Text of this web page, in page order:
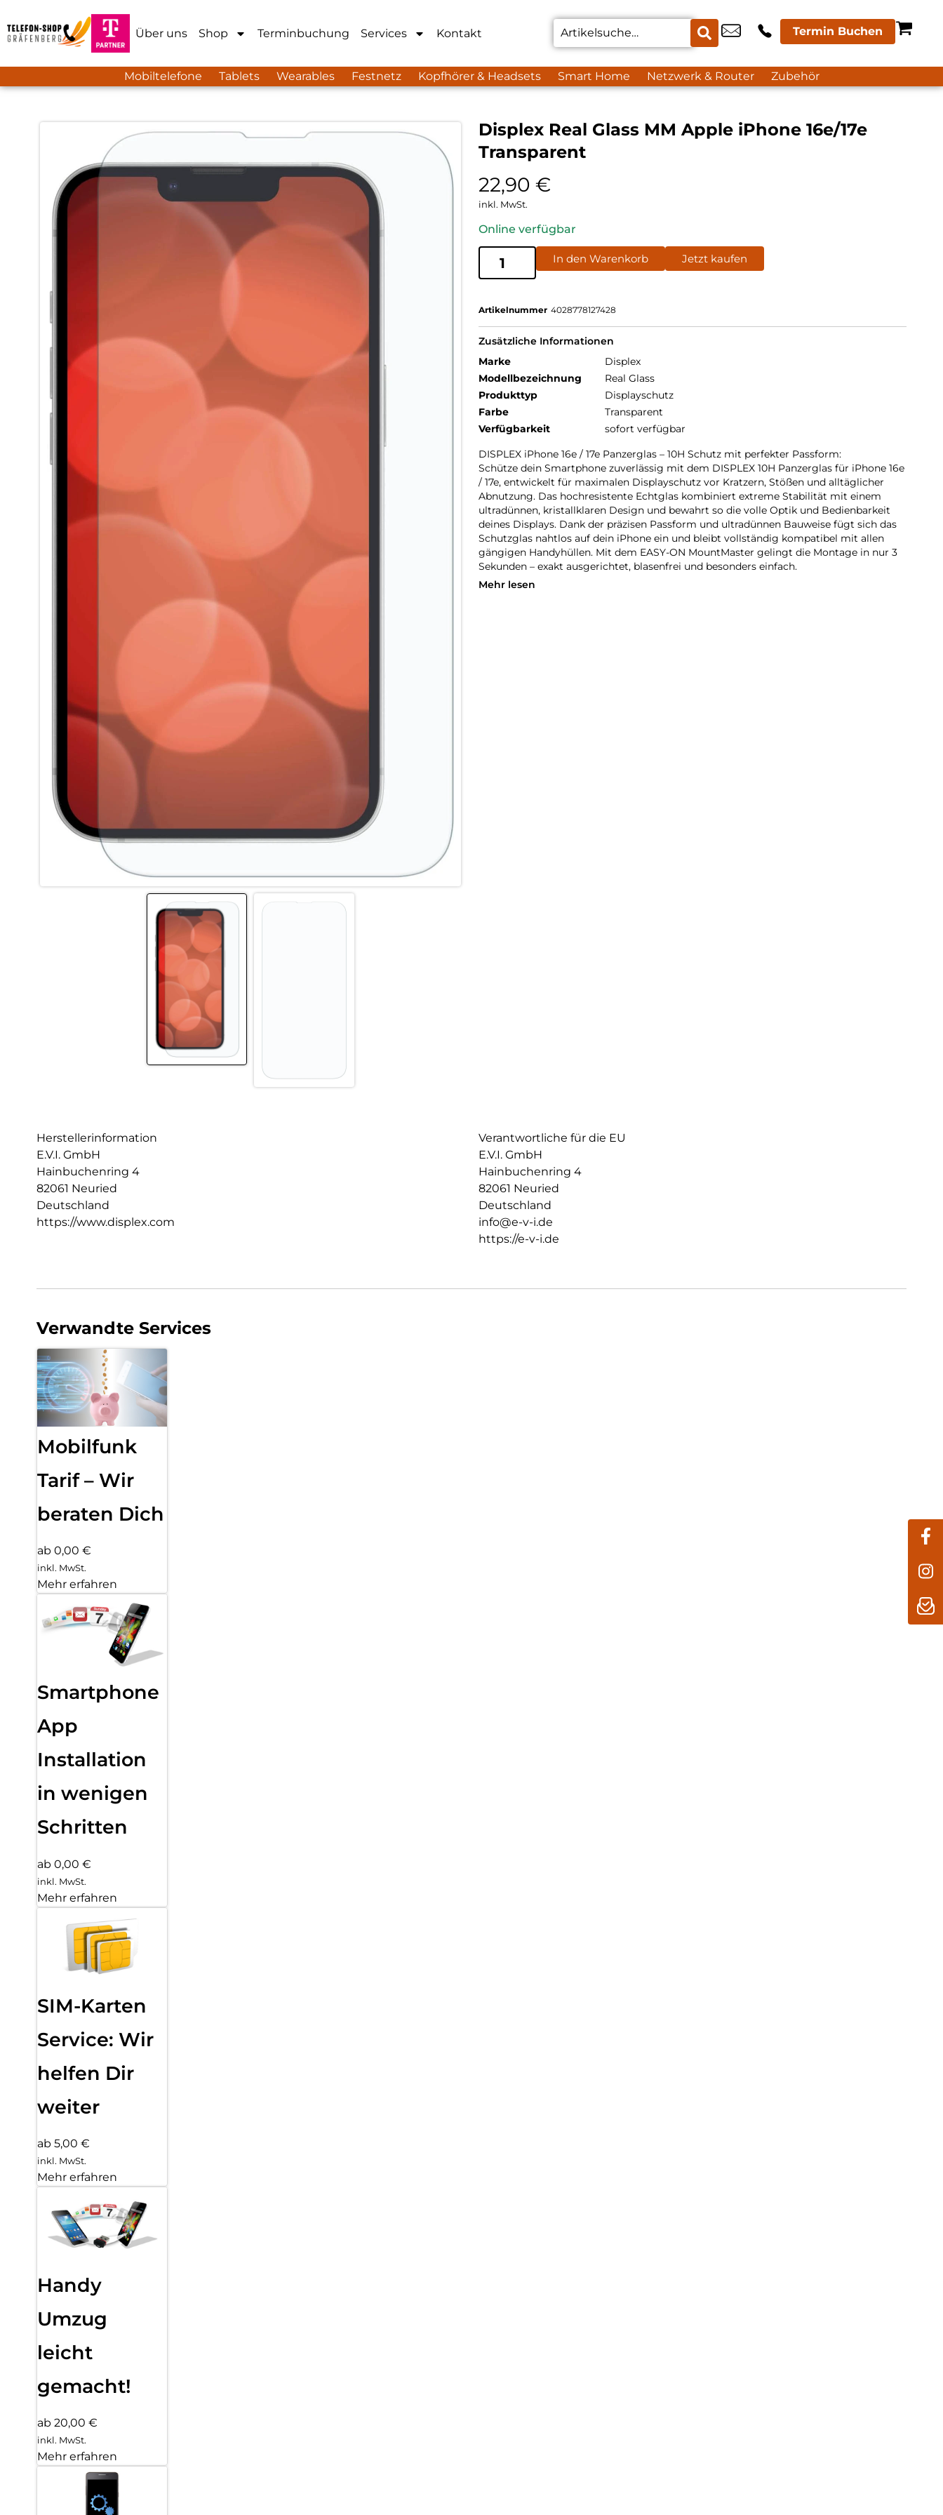
Über uns Shop Terminbuchung Services Kontakt Termin Buchen
Mobiltelefone Tablets Wearables Festnetz Kopfhörer & Headsets Smart Home Netzwerk & Router Zubehör
Displex Real Glass MM Apple iPhone 16e/17e
Transparent
22,90 €
inkl. MwSt.
Online verfügbar
In den Warenkorb Jetzt kaufen
Artikelnummer 4028778127428
Zusätzliche Informationen
Marke
Displex
Modellbezeichnung
Real Glass
Produkttyp
Displayschutz
Farbe
Transparent
Verfügbarkeit
sofort verfügbar
DISPLEX iPhone 16e / 17e Panzerglas – 10H Schutz mit perfekter Passform:
Schütze dein Smartphone zuverlässig mit dem DISPLEX 10H Panzerglas für iPhone 16e
/ 17e, entwickelt für maximalen Displayschutz vor Kratzern, Stößen und alltäglicher
Abnutzung. Das hochresistente Echtglas kombiniert extreme Stabilität mit einem
ultradünnen, kristallklaren Design und bewahrt so die volle Optik und Bedienbarkeit
deines Displays. Dank der präzisen Passform und ultradünnen Bauweise fügt sich das
Schutzglas nahtlos auf dein iPhone ein und bleibt vollständig kompatibel mit allen
gängigen Handyhüllen. Mit dem EASY-ON MountMaster gelingt die Montage in nur 3
Sekunden – exakt ausgerichtet, blasenfrei und besonders einfach.
iPhone 16e / 17e Panzerglas – Extrem stark. Ultradünn. Perfekt geschützt:
Mehr lesen
Herstellerinformation
E.V.I. GmbH
Hainbuchenring 4
82061 Neuried
Deutschland
https://www.displex.com
Verantwortliche für die EU
E.V.I. GmbH
Hainbuchenring 4
82061 Neuried
Deutschland
info@e-v-i.de
https://e-v-i.de
Verwandte Services
Mobilfunk
Tarif – Wir
beraten Dich
ab 0,00 €
inkl. MwSt.
Mehr erfahren
Smartphone
App
Installation
in wenigen
Schritten
ab 0,00 €
inkl. MwSt.
Mehr erfahren
SIM-Karten
Service: Wir
helfen Dir
weiter
ab 5,00 €
inkl. MwSt.
Mehr erfahren
Handy
Umzug
leicht
gemacht!
ab 20,00 €
inkl. MwSt.
Mehr erfahren